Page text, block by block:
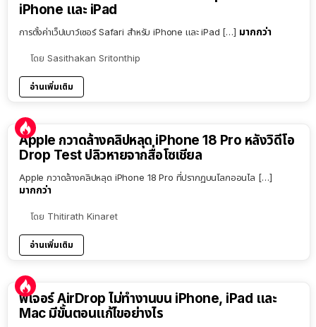
iPhone และ iPad
การตั้งค่าเว็ปเบาว์เซอร์ Safari สำหรับ iPhone และ iPad […] มากกว่า
โดย Sasithakan Sritonthip
อ่านเพิ่มเติม
Apple กวาดล้างคลิปหลุด iPhone 18 Pro หลังวิดีโอ
Drop Test ปลิวหายจากสื่อโซเชียล
Apple กวาดล้างคลิปหลุด iPhone 18 Pro ที่ปรากฏบนโลกออนไล […]
มากกว่า
โดย Thitirath Kinaret
อ่านเพิ่มเติม
ฟีเจอร์ AirDrop ไม่ทำงานบน iPhone, iPad และ
Mac มีขั้นตอนแก้ไขอย่างไร